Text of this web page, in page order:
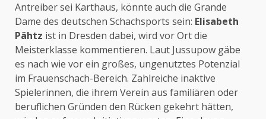
Antreiber sei Karthaus, könnte auch die Grande
Dame des deutschen Schachsports sein: Elisabeth
Pähtz ist in Dresden dabei, wird vor Ort die
Meisterklasse kommentieren. Laut Jussupow gäbe
es nach wie vor ein großes, ungenutztes Potenzial
im Frauenschach-Bereich. Zahlreiche inaktive
Spielerinnen, die ihrem Verein aus familiären oder
beruflichen Gründen den Rücken gekehrt hätten,